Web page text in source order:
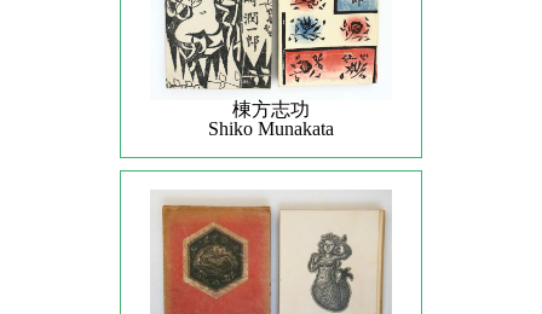
棟方志功
Shiko Munakata